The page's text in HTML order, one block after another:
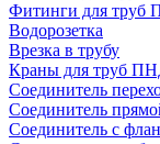
Фитинги для труб
Водорозетка
Врезка в трубу
Краны для труб
Соединитель
Соединитель
Соединитель с